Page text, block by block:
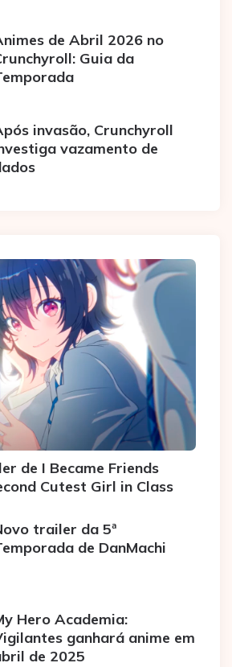
de Abril 2026 no
Guia da
invasão, Crunchyroll
vazamento de
de I Became Friends
Cutest Girl in Class
trailer da 5ª
de DanMachi
Hero Academia:
ganhará anime em
de 2025